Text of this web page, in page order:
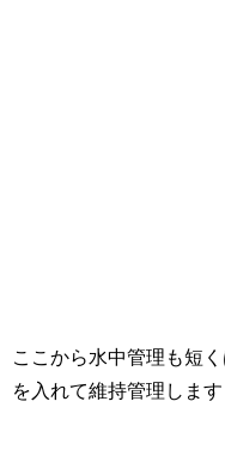
ここから水中管理も短
を入れて維持管理します